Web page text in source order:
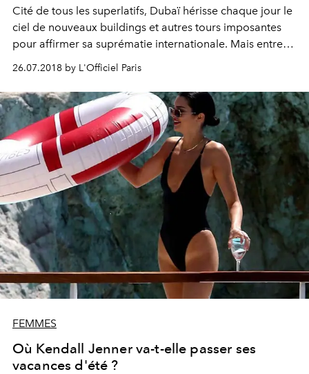
Cité de tous les superlatifs, Dubaï hérisse chaque jour le
ciel de nouveaux buildings et autres tours imposantes
pour affirmer sa suprématie internationale. Mais entre
les allées de ce labyrinthe de verre et d'acier se cachent
parmi les meilleures adresses du moment. Tour de piste
des 5 incontournables.
26.07.2018 by L'Officiel Paris
FEMMES
Où Kendall Jenner va-t-elle passer ses
vacances d'été ?